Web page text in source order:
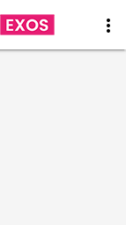
more_vert